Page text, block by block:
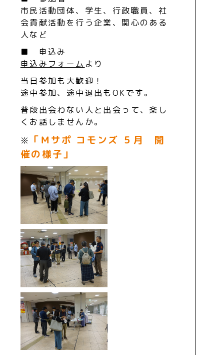
市民活動団体、学生、行政職員、社
会貢献活動を行う企業、関心のある
人など
■ 申込み
申込みフォーム より
当日参加も大歓迎！
途中参加、途中退出もOKです。
普段出会わない人と出会って、楽し
くお話しませんか。
※ 「Ｍサポ コモンズ ５月 開
催の様子」